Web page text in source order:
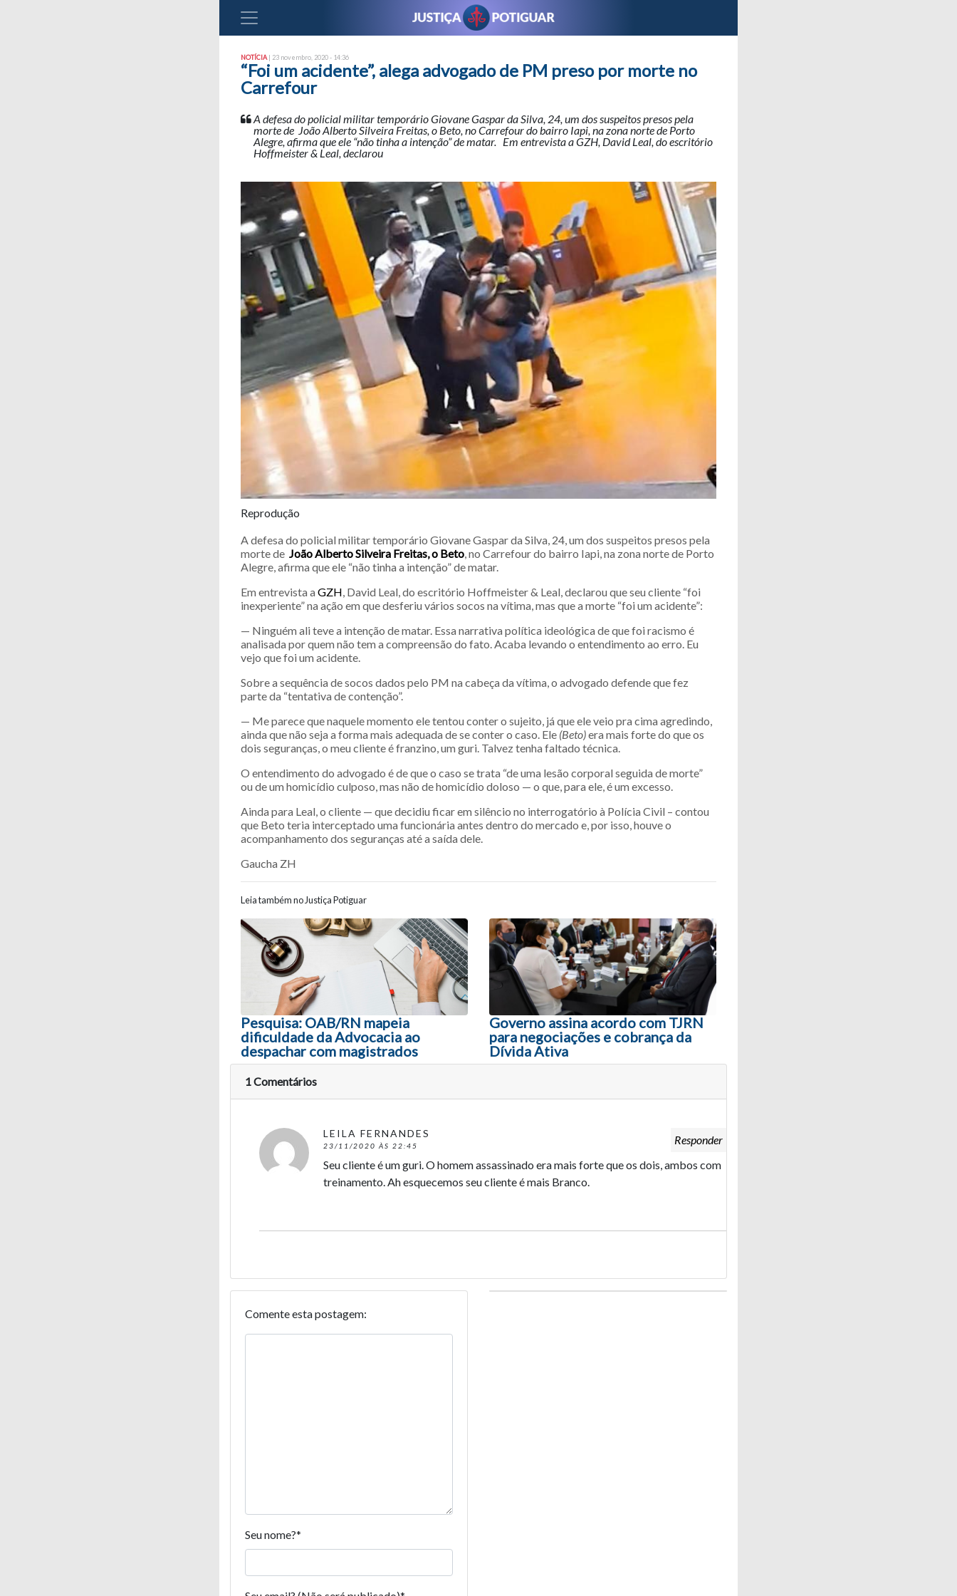
NOTÍCIA | 23 novembro, 2020 - 14:36
“Foi um acidente”, alega advogado de PM preso por morte no
Carrefour
A defesa do policial militar temporário Giovane Gaspar da Silva, 24, um dos suspeitos presos pela
morte de João Alberto Silveira Freitas, o Beto, no Carrefour do bairro Iapi, na zona norte de Porto
Alegre, afirma que ele “não tinha a intenção” de matar. Em entrevista a GZH, David Leal, do escritório
Hoffmeister & Leal, declarou
Reprodução
A defesa do policial militar temporário Giovane Gaspar da Silva, 24, um dos suspeitos presos pela
morte de João Alberto Silveira Freitas, o Beto , no Carrefour do bairro Iapi, na zona norte de Porto
Alegre, afirma que ele “não tinha a intenção” de matar.
Em entrevista a GZH , David Leal, do escritório Hoffmeister & Leal, declarou que seu cliente “foi
inexperiente” na ação em que desferiu vários socos na vítima, mas que a morte “foi um acidente”:
— Ninguém ali teve a intenção de matar. Essa narrativa política ideológica de que foi racismo é
analisada por quem não tem a compreensão do fato. Acaba levando o entendimento ao erro. Eu
vejo que foi um acidente.
Sobre a sequência de socos dados pelo PM na cabeça da vítima, o advogado defende que fez
parte da “tentativa de contenção”.
— Me parece que naquele momento ele tentou conter o sujeito, já que ele veio pra cima agredindo,
ainda que não seja a forma mais adequada de se conter o caso. Ele (Beto)era mais forte do que os
dois seguranças, o meu cliente é franzino, um guri. Talvez tenha faltado técnica.
O entendimento do advogado é de que o caso se trata “de uma lesão corporal seguida de morte”
ou de um homicídio culposo, mas não de homicídio doloso — o que, para ele, é um excesso.
Ainda para Leal, o cliente — que decidiu ficar em silêncio no interrogatório à Polícia Civil – contou
que Beto teria interceptado uma funcionária antes dentro do mercado e, por isso, houve o
acompanhamento dos seguranças até a saída dele.
Gaucha ZH
Leia também no Justiça Potiguar
Navegação entre posts
Pesquisa: OAB/RN mapeia
dificuldade da Advocacia ao
despachar com magistrados
Governo assina acordo com TJRN
para negociações e cobrança da
Dívida Ativa
1 Comentários
LEILA FERNANDES
23/11/2020 ÀS 22:45
Seu cliente é um guri. O homem assassinado era mais forte que os dois, ambos com
treinamento. Ah esquecemos seu cliente é mais Branco.
Responder
Comente esta postagem:
Seu nome?*